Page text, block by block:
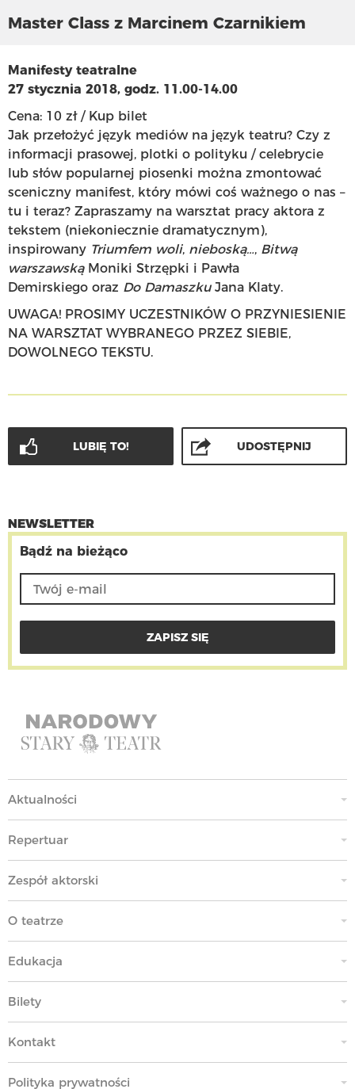
Master Class z Marcinem Czarnikiem
Manifesty teatralne
27 stycznia 2018, godz. 11.00-14.00
Cena: 10 zł / Kup bilet
Jak przełożyć język mediów na język teatru? Czy z
informacji prasowej, plotki o polityku / celebrycie
lub słów popularnej piosenki można zmontować
sceniczny manifest, który mówi coś ważnego o nas –
tu i teraz? Zapraszamy na warsztat pracy aktora z
tekstem (niekoniecznie dramatycznym),
inspirowany Triumfem woli, nieboską…, Bitwą
warszawskąMoniki Strzępki i Pawła
Demirskiego oraz Do DamaszkuJana Klaty.
UWAGA! PROSIMY UCZESTNIKÓW O PRZYNIESIENIE
NA WARSZTAT WYBRANEGO PRZEZ SIEBIE,
DOWOLNEGO TEKSTU.
LUBIĘ TO! UDOSTĘPNIJ
NEWSLETTER
Bądź na bieżąco
Aktualności
Repertuar
Zespół aktorski
O teatrze
Edukacja
Bilety
Kontakt
Polityka prywatności